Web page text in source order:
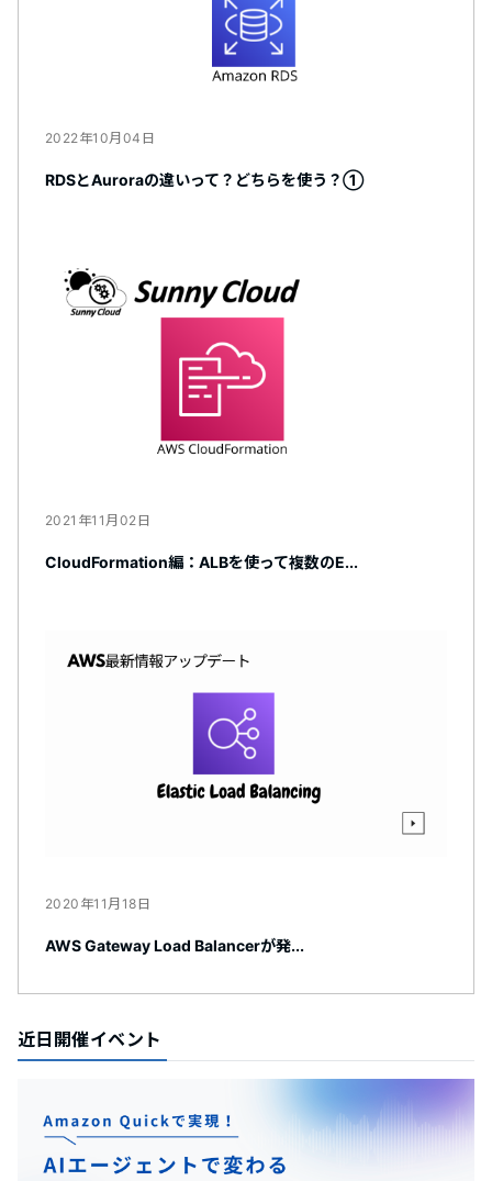
2022年10月04日
RDSとAuroraの違いって？どちらを使う？①
2021年11月02日
CloudFormation編：ALBを使って複数のE...
2020年11月18日
AWS Gateway Load Balancerが発...
近日開催イベント